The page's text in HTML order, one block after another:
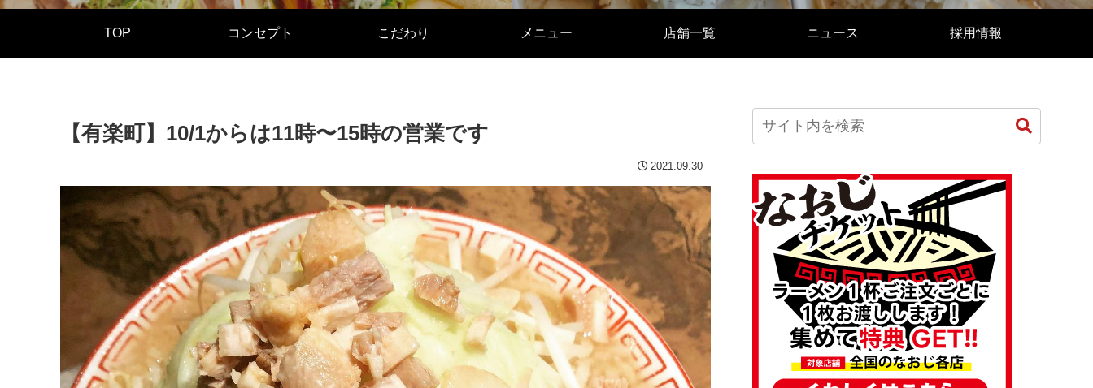
TOP コンセプト こだわり メニュー 店舗一覧 ニュース 採用情報
【有楽町】10/1からは11時〜15時の営業です
2021.09.30